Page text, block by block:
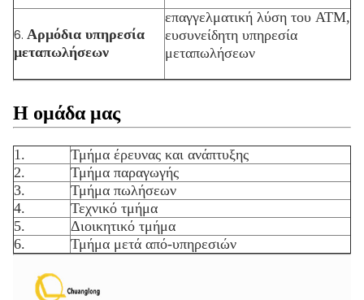
6. Αρμόδια υπηρεσία
μεταπωλήσεων
επαγγελματική λύση του ATM,
ευσυνείδητη υπηρεσία
μεταπωλήσεων
Η ομάδα μας
1.
Τμήμα έρευνας και ανάπτυξης
2.
Τμήμα παραγωγής
3.
Τμήμα πωλήσεων
4.
Τεχνικό τμήμα
5.
Διοικητικό τμήμα
6.
Τμήμα μετά από-υπηρεσιών